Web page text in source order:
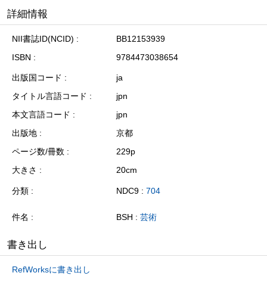
詳細情報
NII書誌ID(NCID)
BB12153939
ISBN
9784473038654
出版国コード
ja
タイトル言語コード
jpn
本文言語コード
jpn
出版地
京都
ページ数/冊数
229p
大きさ
20cm
分類 NDC9 : 704
件名 BSH : 芸術
書き出し
RefWorksに書き出し